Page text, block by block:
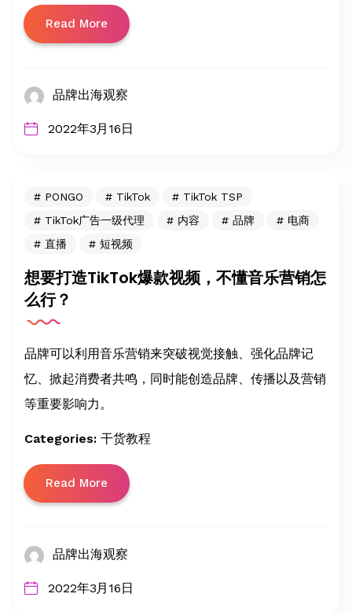
Read More
品牌出海观察
2022年3月16日
PONGO TikTok
TikTok TSP
TikTok广告一级代理
内容 品牌
电商
直播
短视频
想要打造TikTok爆款视频，不懂音乐营销怎
么行？
品牌可以利用音乐营销来突破视觉接触、强化品牌记
忆、掀起消费者共鸣，同时能创造品牌、传播以及营销
等重要影响力。
Categories: 干货教程
Read More
品牌出海观察
2022年3月16日